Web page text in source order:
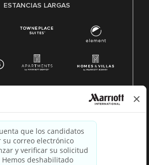
ESTANCIAS LARGAS